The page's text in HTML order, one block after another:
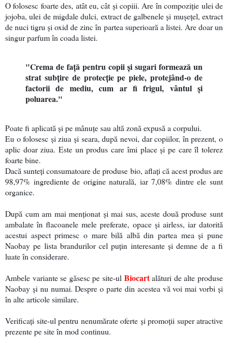
O folosesc foarte des, atât eu, cât și copiii. Are în compoziție ulei de
jojoba, ulei de migdale dulci, extract de galbenele și mușețel, extract
de nuci tigru și oxid de zinc în partea superioară a listei. Are doar un
singur parfum în coada listei.
"Crema de față pentru copii și sugari formează un
strat subțire de protecție pe piele, protejând-o de
factorii de mediu, cum ar fi frigul, vântul și
poluarea."
Poate fi aplicată și pe mânuțe sau altă zonă expusă a corpului.
Eu o folosesc și ziua și seara, după nevoi, dar copiilor, în prezent, o
aplic doar ziua. Este un produs care îmi place și pe care îl tolerez
foarte bine.
Dacă sunteți consumatoare de produse bio, aflați că acest produs are
98,97% ingrediente de origine naturală, iar 7,08% dintre ele sunt
organice.
După cum am mai menționat și mai sus, aceste două produse sunt
ambalate în flacoanele mele preferate, opace și airless, iar datorită
acestui aspect primesc o mare bilă albă din partea mea și pune
Naobay pe lista brandurilor cel puțin interesante și demne de a fi
luate în considerare.
Ambele variante se găsesc pe site-ul Biocartalături de alte produse
Naobay și nu numai. Despre o parte din acestea vă voi mai vorbi și
în alte articole similare.
Verificați site-ul pentru nenumărate oferte și promoții super atractive
prezente pe site în mod continuu.